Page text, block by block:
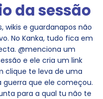
da sessão
wikis e guardanapos não
No Kanka, tudo fica em
@menciona um
e ele cria um link
clique te leva de uma
que ele começou.
para a qual tu não te